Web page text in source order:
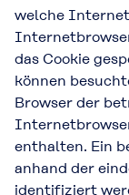
welche
das Cookie
können
Browser der
enthalten. Ein
anhand der
identifiziert